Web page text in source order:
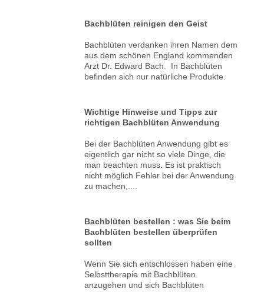
Bachblüten reinigen den Geist
Bachblüten verdanken ihren Namen dem
aus dem schönen England kommenden
Arzt Dr. Edward Bach. In Bachblüten
befinden sich nur natürliche Produkte.
Wichtige Hinweise und Tipps zur
richtigen Bachblüten Anwendung
Bei der Bachblüten Anwendung gibt es
eigentlich gar nicht so viele Dinge, die
man beachten muss. Es ist praktisch
nicht möglich Fehler bei der Anwendung
zu machen,....
Bachblüten bestellen : was Sie beim
Bachblüten bestellen überprüfen
sollten
Wenn Sie sich entschlossen haben eine
Selbsttherapie mit Bachblüten
anzugehen und sich Bachblüten